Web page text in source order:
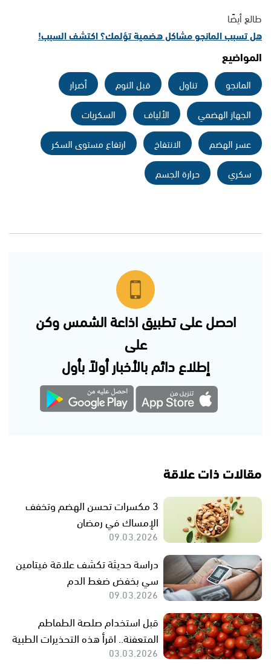
طالع أيضًا
هل تسبب المانجو مشاكل هضمية تؤلمك؟ اكتشف السبب!
المواضيع
المانجو تناول قبل النوم
أضرار
الجهاز الهضمي
الألياف
السكريات
عسر الهضم
الانتفاخ
ارتفاع مستوى السكر
سكري
حرارة الجسم
احصل على تطبيق اذاعة الشمس وكن
على
إطلاع دائم بالأخبار أولاً بأول
مقالات ذات علاقة
3 مكسرات تحسن الهضم وتخفف
الإمساك في رمضان
09.03.2026
دراسة حديثة تكشف علاقة فيتامين
سي بخفض ضغط الدم
09.03.2026
قبل استخدام صلصة الطماطم
المتعفنة.. اقرأ هذه التحذيرات الطبية
03.03.2026